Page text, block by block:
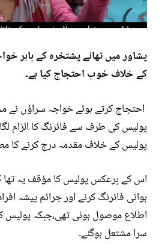
پشاور میں تھانے پشتخرہ کے باہر
کے خلاف خوب احتجاج کیا ہے۔
احتجاج کرتے ہوئے خواجہ سراؤں نے
پولیس کی طرف سے فائرنگ کا الزام
پولیس کے خلاف مقدمہ درج کرنے کا
اس کے برعکس پولیس کا مؤقف یہ
ہوائی فائرنگ کرنے اور جرائم پیشہ
اطلاع موصول ہوئی تھی،جبکہ پولیس
سرا مشتعل ہوگئے۔